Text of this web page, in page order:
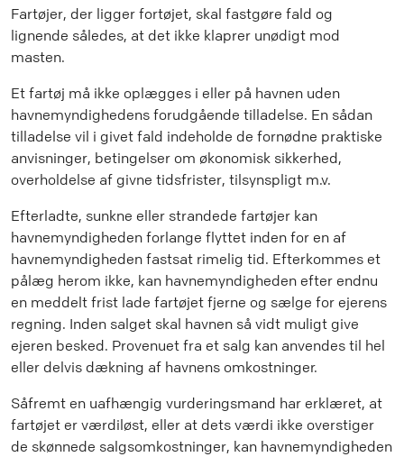
Fartøjer, der ligger fortøjet, skal fastgøre fald og
lignende således, at det ikke klaprer unødigt mod
masten.
Et fartøj må ikke oplægges i eller på havnen uden
havnemyndighedens forudgående tilladelse. En sådan
tilladelse vil i givet fald indeholde de fornødne praktiske
anvisninger, betingelser om økonomisk sikkerhed,
overholdelse af givne tidsfrister, tilsynspligt m.v.
Efterladte, sunkne eller strandede fartøjer kan
havnemyndigheden forlange flyttet inden for en af
havnemyndigheden fastsat rimelig tid. Efterkommes et
pålæg herom ikke, kan havnemyndigheden efter endnu
en meddelt frist lade fartøjet fjerne og sælge for ejerens
regning. Inden salget skal havnen så vidt muligt give
ejeren besked. Provenuet fra et salg kan anvendes til hel
eller delvis dækning af havnens omkostninger.
Såfremt en uafhængig vurderingsmand har erklæret, at
fartøjet er værdiløst, eller at dets værdi ikke overstiger
de skønnede salgsomkostninger, kan havnemyndigheden